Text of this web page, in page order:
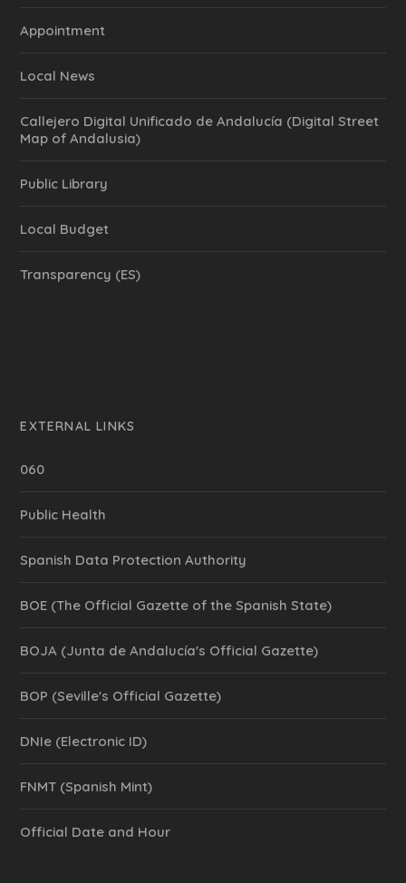
Appointment
Local News
Callejero Digital Unificado de Andalucía (Digital Street
Map of Andalusia)
Public Library
Local Budget
Transparency (ES)
EXTERNAL LINKS
060
Public Health
Spanish Data Protection Authority
BOE (The Official Gazette of the Spanish State)
BOJA (Junta de Andalucía's Official Gazette)
BOP (Seville's Official Gazette)
DNIe (Electronic ID)
FNMT (Spanish Mint)
Official Date and Hour